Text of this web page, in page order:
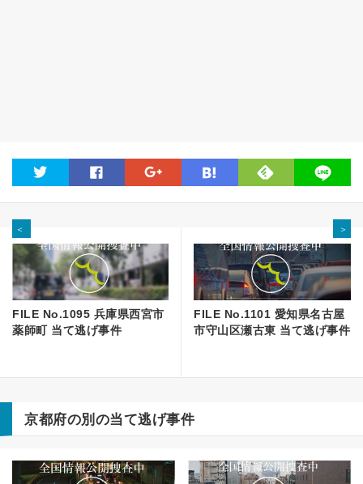
facebook line
＜
FILE No.1095 兵庫県西宮市
薬師町 当て逃げ事件
＞
FILE No.1101 愛知県名古屋
市守山区瀬古東 当て逃げ事件
京都府の別の当て逃げ事件